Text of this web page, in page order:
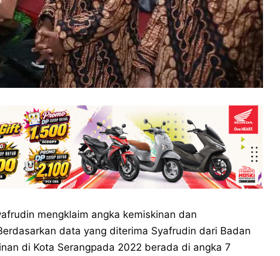
mengklaim angka kemiskinan dan
data yang diterima Syafrudin dari Badan
di Kota Serangpada 2022 berada di angka 7